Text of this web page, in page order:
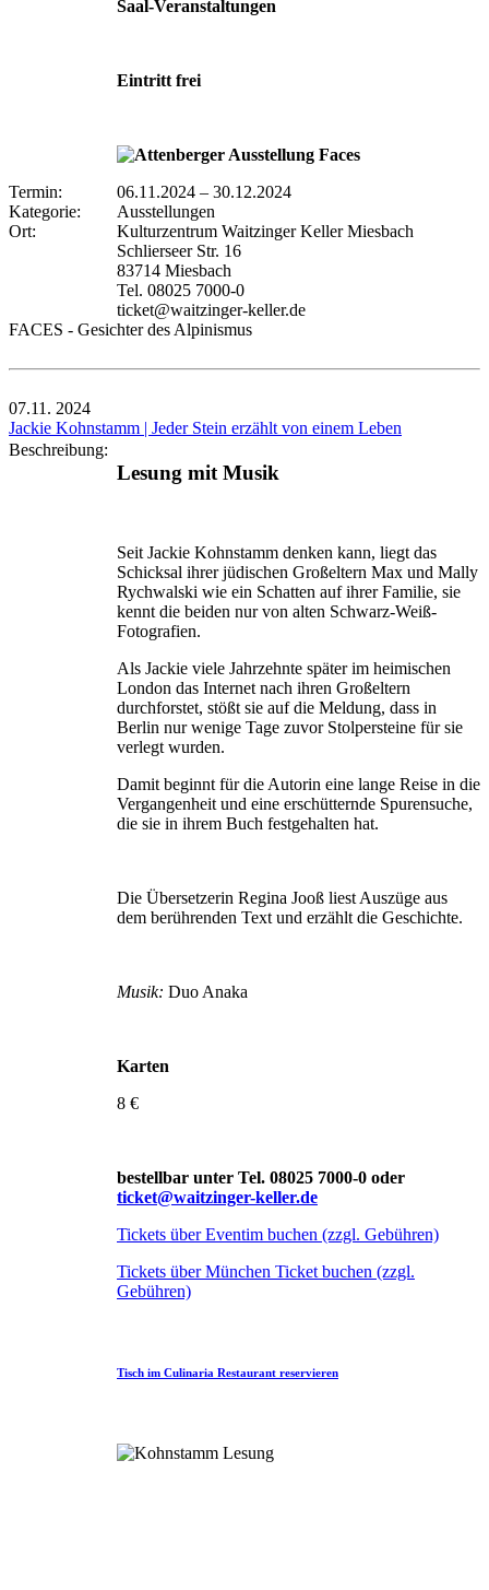
Saal-Veranstaltungen
Eintritt frei
Termin: 06.11.2024 – 30.12.2024
Kategorie:
Ausstellungen
Ort:
Kulturzentrum Waitzinger Keller Miesbach
Schlierseer Str. 16
83714 Miesbach
Tel. 08025 7000-0
ticket@waitzinger-keller.de
FACES - Gesichter des Alpinismus
07.11. 2024
Jackie Kohnstamm | Jeder Stein erzählt von einem Leben
Beschreibung:
Lesung mit Musik
Seit Jackie Kohnstamm denken kann, liegt das
Schicksal ihrer jüdischen Großeltern Max und Mally
Rychwalski wie ein Schatten auf ihrer Familie, sie
kennt die beiden nur von alten Schwarz-Weiß-
Fotografien.
Als Jackie viele Jahrzehnte später im heimischen
London das Internet nach ihren Großeltern
durchforstet, stößt sie auf die Meldung, dass in
Berlin nur wenige Tage zuvor Stolpersteine für sie
verlegt wurden.
Damit beginnt für die Autorin eine lange Reise in die
Vergangen­heit und eine erschütternde Spurensuche,
die sie in ihrem Buch festgehalten hat.
Die Übersetzerin Regina Jooß liest Auszüge aus
dem berührenden Text und erzählt die Geschichte.
Musik: Duo Anaka
Karten
8 €
bestellbar unter Tel. 08025 7000-0 oder
ticket@waitzinger-keller.de
Tickets über Eventim buchen (zzgl. Gebühren)
Tickets über München Ticket buchen (zzgl.
Gebühren)
Tisch im Culinaria Restaurant reservieren